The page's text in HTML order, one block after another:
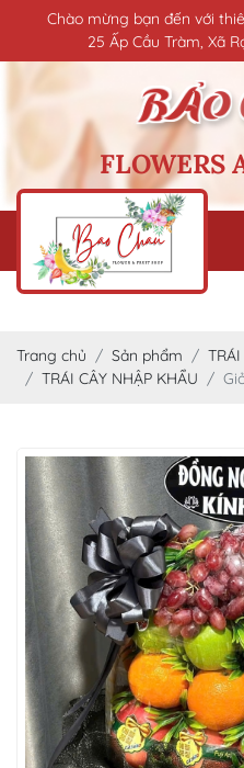
Chào mừng bạn đến với
25 Ấp Cầu Tràm, Xã
FLOWERS
Trang chủ Sản phẩm
TRÁI CÂY NHẬP KHẨU